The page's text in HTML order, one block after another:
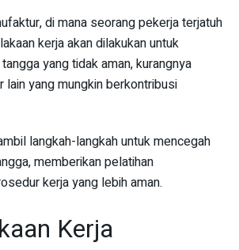
di mana seorang pekerja terjatuh
kerja akan dilakukan untuk
yang tidak aman, kurangnya
lain yang mungkin berkontribusi
langkah-langkah untuk mencegah
memberikan pelatihan
kerja yang lebih aman.
Kerja